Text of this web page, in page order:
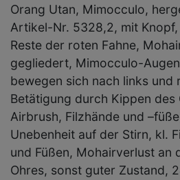
Orang Utan, Mimocculo,
Artikel-Nr. 5328,2, mit
Reste der roten Fahne,
gegliedert, Mimocculo-
bewegen sich nach links und
Betätigung durch Kippen des
Airbrush, Filzhände und
Unebenheit auf der Stirn, kl.
und Füßen, Mohairverlust an
Ohres, sonst guter Zustand,